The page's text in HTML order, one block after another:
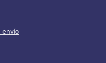
envío